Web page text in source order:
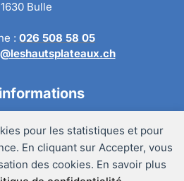
pour les statistiques et pour
En cliquant sur Accepter, vous
des cookies. En savoir plus
1630 Bulle
: 026 508 58 05
de confidentialité
de retour
légales